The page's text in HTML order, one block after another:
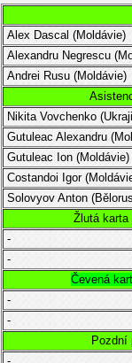
Alex Dascal (Moldávie)
Alexandru Negrescu
Andrei Rusu (Moldávie)
Nikita Vovchenko
Gutuleac Alexandru (
Gutuleac Ion (Moldávie)
Costandoi Igor (
Solovyov Anton (
Žlutá karta
-
-
Čevená
-
-
Pozdní